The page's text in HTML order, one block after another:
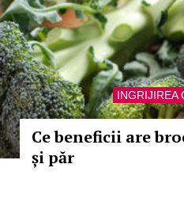
INGRIJIREA
Ce beneficii are
și păr